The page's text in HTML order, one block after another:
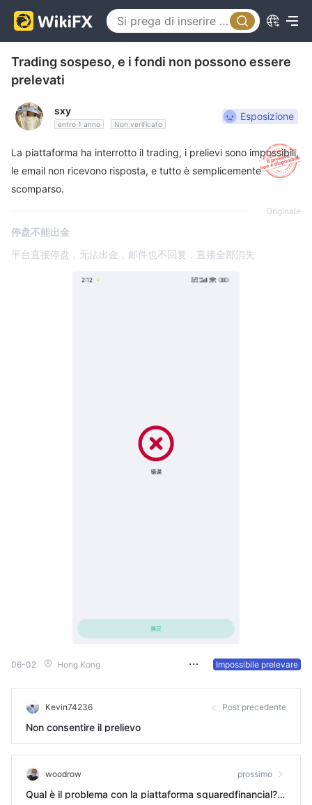
Trading sospeso, e i fondi non possono essere
prelevati
sxy
entro 1 anno Non verificato
Esposizione
La piattaforma ha interrotto il trading, i prelievi sono impossibili,
le email non ricevono risposta, e tutto è semplicemente
scomparso.
Originale
停盘不能出金
平台直接停盘，无法出金，邮件也不回复，直接全部消失
06-02 Hong Kong Impossibile prelevare
Kevin74236 Post precedente
Non consentire il prelievo
woodrow prossimo
Qual è il problema con la piattaforma squaredfinancial? S